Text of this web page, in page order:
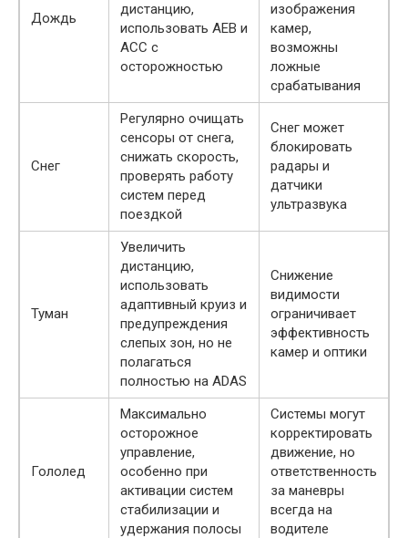
Дождь
дистанцию,
использовать AEB и
ACC с
осторожностью
изображения
камер,
возможны
ложные
срабатывания
Снег
Регулярно очищать
сенсоры от снега,
снижать скорость,
проверять работу
систем перед
поездкой
Снег может
блокировать
радары и
датчики
ультразвука
Туман
Увеличить
дистанцию,
использовать
адаптивный круиз и
предупреждения
слепых зон, но не
полагаться
полностью на ADAS
Снижение
видимости
ограничивает
эффективность
камер и оптики
Гололед
Максимально
осторожное
управление,
особенно при
активации систем
стабилизации и
удержания полосы
Системы могут
корректировать
движение, но
ответственность
за маневры
всегда на
водителе